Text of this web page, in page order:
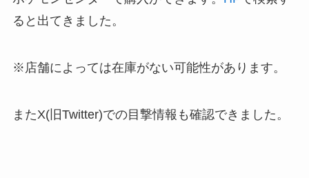
ると出てきました。
※店舗によっては在庫がない可能性があります。
またX(旧Twitter)での目撃情報も確認できました。